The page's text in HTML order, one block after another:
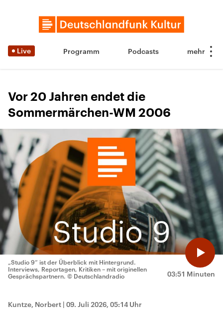
Live Programm Podcasts
Vor 20 Jahren endet die
Sommermärchen-WM 2006
03:51 Minuten
„Studio 9“ ist der Überblick mit Hintergrund.
Interviews, Reportagen, Kritiken – mit originellen
Gesprächspartnern. © Deutschlandradio
Kuntze, Norbert | 09. Juli 2026, 05:14 Uhr